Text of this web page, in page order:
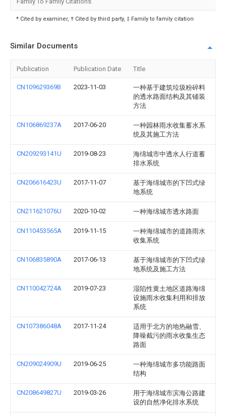
* Cited by examiner, † Cited by third party, ‡ Family to family citation
Similar Documents
Publication Publication Date Title
CN109629369B 2023-11-03
一种基于建筑垃圾粉碎料
的透水路面结构及其铺装
方法
CN106869237A 2017-06-20
一种园林雨水收集蓄水系
统及其施工方法
CN209293141U 2019-08-23
海绵城市中透水人行道蓄
排水系统
CN206616423U 2017-11-07
基于海绵城市的下凹式绿
地系统
CN211621076U 2020-10-02 一种海绵城市透水路面
CN110453565A 2019-11-15
一种海绵城市的道路雨水
收集系统
CN106835890A 2017-06-13
基于海绵城市的下凹式绿
地系统及施工方法
CN110042724A 2019-07-23
湿陷性黄土地区道路海绵
设施雨水收集利用和排放
系统
CN107386048A 2017-11-24
适用于北方的地热融雪、
降噪截污的雨水收集生态
路面
CN209024909U 2019-06-25
一种海绵城市多功能路面
结构
CN208649827U 2019-03-26
用于海绵城市滨海公路建
设的自然净化排水系统